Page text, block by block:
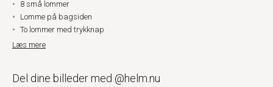
8 små lommer
Lomme på bagsiden
To lommer med trykknap
Læs mere
Del dine billeder med @helm.nu